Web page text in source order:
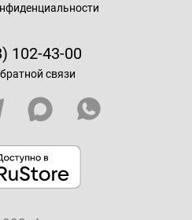
102-43-00
связи